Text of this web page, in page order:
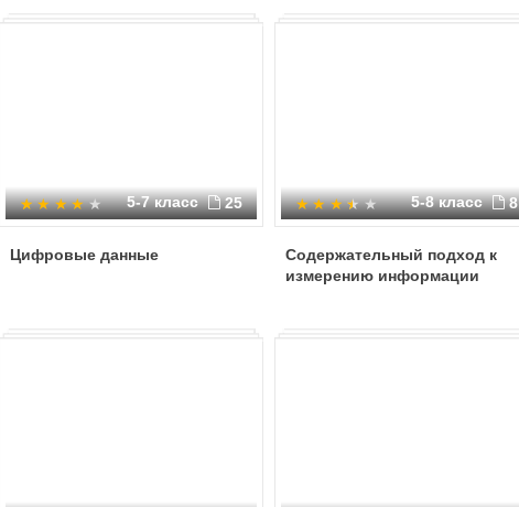
5-7 класс 25
Цифровые данные
5-8 класс 8
Содержательный подход к
измерению информации